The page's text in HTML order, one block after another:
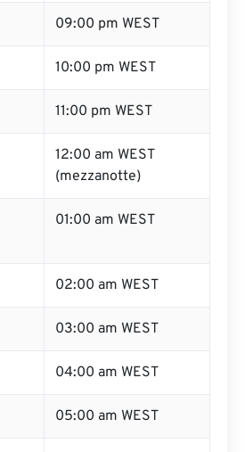
09:00 pm WEST
10:00 pm WEST
11:00 pm WEST
12:00 am WEST
(mezzanotte)
01:00 am WEST
02:00 am WEST
03:00 am WEST
04:00 am WEST
05:00 am WEST